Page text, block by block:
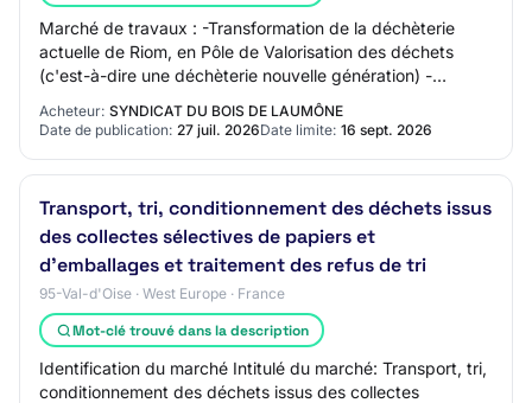
Marché de travaux : -Transformation de la déchèterie
actuelle de Riom, en Pôle de Valorisation des déchets
(c'est-à-dire une déchèterie nouvelle génération) -
Construction d'une végéterie -Constructio…
Acheteur: SYNDICAT DU BOIS DE LAUMÔNE
Date de publication: 27 juil. 2026Date limite: 16 sept. 2026
Transport, tri, conditionnement des déchets issus
des collectes sélectives de papiers et
d'emballages et traitement des refus de tri
95-Val-d'Oise · West Europe · France
Mot-clé trouvé dans la description
Identification du marché Intitulé du marché: Transport, tri,
conditionnement des déchets issus des collectes